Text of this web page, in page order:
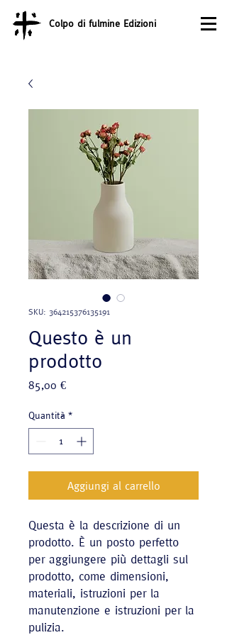
Colpo di fulmine Edizioni
SKU: 364215376135191
Questo è un
prodotto
85,00 €Prezzo
Quantità *
Aggiungi al carrello
Questa è la descrizione di un
prodotto. È un posto perfetto
per aggiungere più dettagli sul
prodotto, come dimensioni,
materiali, istruzioni per la
manutenzione e istruzioni per la
pulizia.